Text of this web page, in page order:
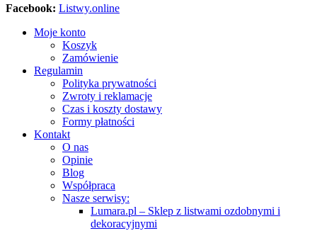
Facebook: Listwy.online
Moje konto
Koszyk
Zamówienie
Regulamin
Polityka prywatności
Zwroty i reklamacje
Czas i koszty dostawy
Formy płatności
Kontakt
O nas
Opinie
Blog
Współpraca
Nasze serwisy:
Lumara.pl – Sklep z listwami ozdobnymi i
dekoracyjnymi